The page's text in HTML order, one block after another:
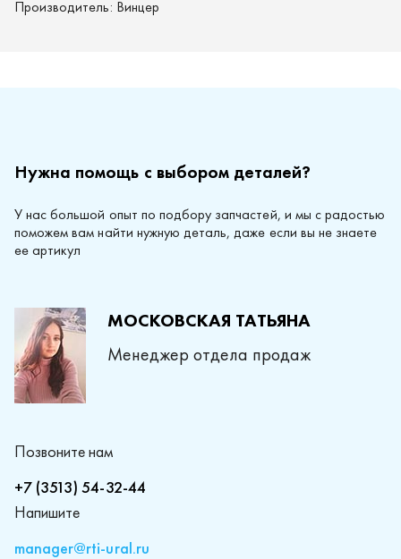
Производитель: Винцер
Нужна помощь с выбором деталей?
У нас большой опыт по подбору запчастей, и мы с радостью
поможем вам найти нужную деталь, даже если вы не знаете
ее артикул
МОСКОВСКАЯ ТАТЬЯНА
Менеджер отдела продаж
Позвоните нам
+7 (3513) 54-32-44
Напишите
manager@rti-ural.ru